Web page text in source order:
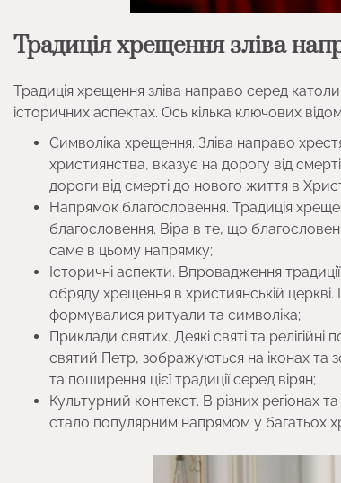
Традиція хрещення зліва
Традиція хрещення зліва направо серед
історичних аспектах. Ось кілька ключових
Символіка хрещення. Зліва направо
християнства, вказує на дорогу від
дороги від смерті до нового життя в
Напрямок благословення. Традиція
благословення. Віра в те, що
саме в цьому напрямку;
Історичні аспекти. Впровадження
обряду хрещення в християнській церкві.
формувалися ритуали та символіка;
Приклади святих. Деякі святі та
святий Петр, зображуються на іконах та
та поширення цієї традиції серед вірян;
Культурний контекст. В різних регіонах
стало популярним напрямом у багатьох